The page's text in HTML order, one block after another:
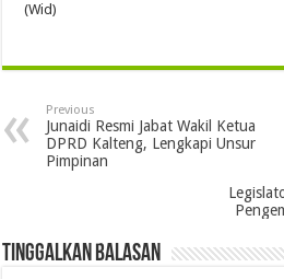
(Wid)
Previous
Junaidi Resmi Jabat Wakil Ketua
DPRD Kalteng, Lengkapi Unsur
Pimpinan
Tinggalkan Balasan